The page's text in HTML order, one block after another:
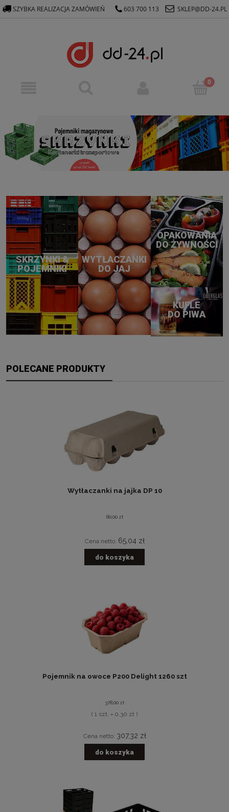
SZYBKA REALIZACJA ZAMÓWIEŃ 603 700 113 SKLEP@DD-24.PL
SKRZYNKI &
POJEMNIKI
WYTŁACZANKI
DO JAJ
OPAKOWANIA
DO ŻYWNOŚCI
KUFLE
DO PIWA
POLECANE PRODUKTY
Wytłaczanki na jajka DP 10
80,00 zł
Cena netto: 65,04 zł
do koszyka
Pojemnik na owoce P200 Delight 1260 szt
378,00 zł
( 1 szt. = 0,30 zł )
Cena netto: 307,32 zł
do koszyka